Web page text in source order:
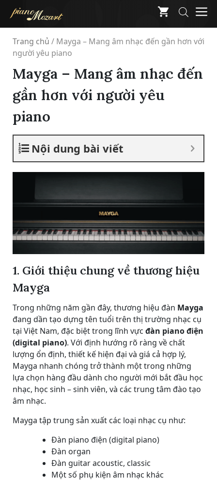
content
Trang chủ / Mayga – Mang âm nhạc đến gần hơn với
người yêu piano
Mayga – Mang âm nhạc đến
gần hơn với người yêu
piano
Nội dung bài viết
1. Giới thiệu chung về thương hiệu
Mayga
Trong những năm gần đây, thương hiệu đàn Mayga
đang dần tạo dựng tên tuổi trên thị trường nhạc cụ
tại Việt Nam, đặc biệt trong lĩnh vực đàn piano điện
(digital piano). Với định hướng rõ ràng về chất
lượng ổn định, thiết kế hiện đại và giá cả hợp lý,
Mayga nhanh chóng trở thành một trong những
lựa chọn hàng đầu dành cho người mới bắt đầu học
nhạc, học sinh – sinh viên, và các trung tâm đào tạo
âm nhạc.
Mayga tập trung sản xuất các loại nhạc cụ như:
Đàn piano điện (digital piano)
Đàn organ
Đàn guitar acoustic, classic
Một số phụ kiện âm nhạc khác